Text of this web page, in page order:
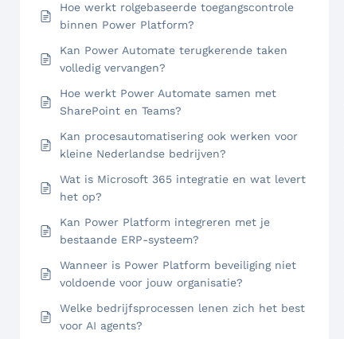
Hoe werkt rolgebaseerde toegangscontrole
binnen Power Platform?
Kan Power Automate terugkerende taken
volledig vervangen?
Hoe werkt Power Automate samen met
SharePoint en Teams?
Kan procesautomatisering ook werken voor
kleine Nederlandse bedrijven?
Wat is Microsoft 365 integratie en wat levert
het op?
Kan Power Platform integreren met je
bestaande ERP-systeem?
Wanneer is Power Platform beveiliging niet
voldoende voor jouw organisatie?
Welke bedrijfsprocessen lenen zich het best
voor AI agents?